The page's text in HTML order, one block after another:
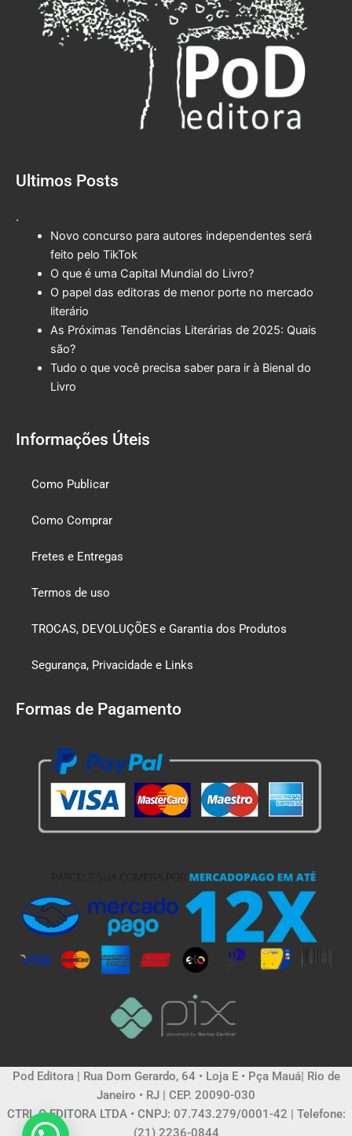
Ultimos Posts
.
Novo concurso para autores independentes será
feito pelo TikTok
O que é uma Capital Mundial do Livro?
O papel das editoras de menor porte no mercado
literário
As Próximas Tendências Literárias de 2025: Quais
são?
Tudo o que você precisa saber para ir à Bienal do
Livro
Informações Úteis
Como Publicar
Como Comprar
Fretes e Entregas
Termos de uso
TROCAS, DEVOLUÇÕES e Garantia dos Produtos
Segurança, Privacidade e Links
Formas de Pagamento
Pod Editora | Rua Dom Gerardo, 64 • Loja E • Pça Mauá| Rio de
Janeiro • RJ | CEP. 20090-030
CTRL C EDITORA LTDA • CNPJ: 07.743.279/0001-42 | Telefone:
(21) 2236-0844